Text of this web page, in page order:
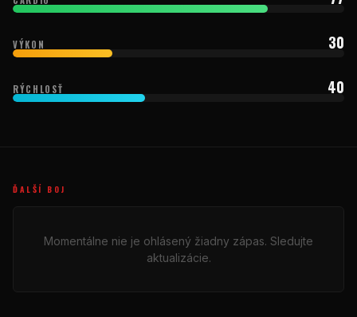
VÝKON 30
RÝCHLOSŤ 40
ĎALŠÍ BOJ
Momentálne nie je ohlásený žiadny zápas. Sledujte
aktualizácie.